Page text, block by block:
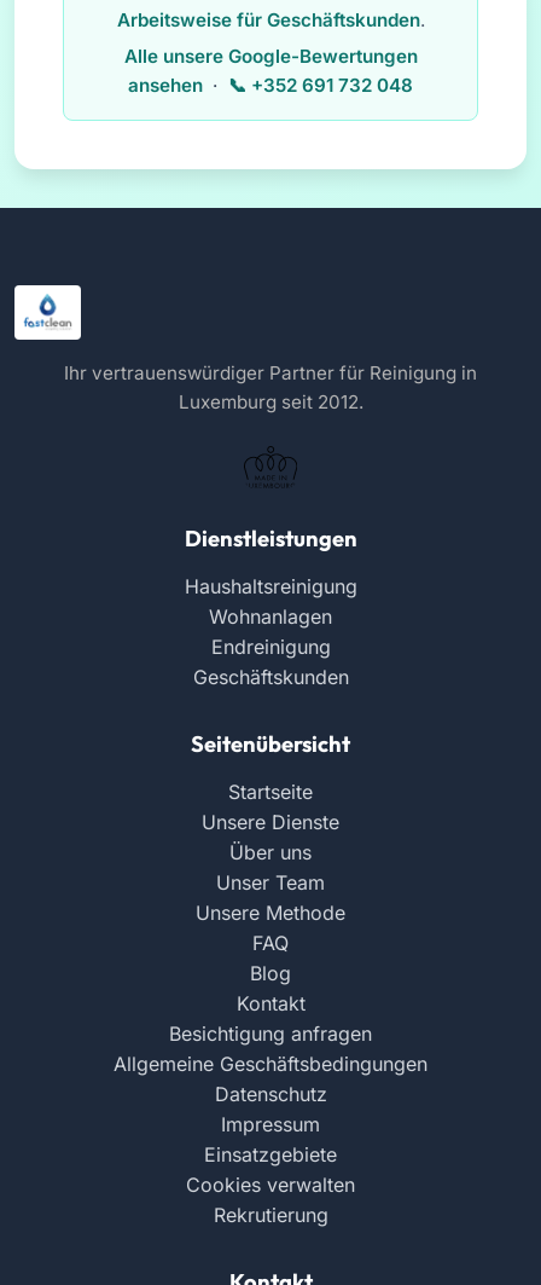
Arbeitsweise für Geschäftskunden.
Alle unsere Google-Bewertungen
ansehen · +352 691 732 048
Ihr vertrauenswürdiger Partner für Reinigung in
Luxemburg seit 2012.
Dienstleistungen
Haushaltsreinigung
Wohnanlagen
Endreinigung
Geschäftskunden
Seitenübersicht
Startseite
Unsere Dienste
Über uns
Unser Team
Unsere Methode
FAQ
Blog
Kontakt
Besichtigung anfragen
Allgemeine Geschäftsbedingungen
Datenschutz
Impressum
Einsatzgebiete
Cookies verwalten
Rekrutierung